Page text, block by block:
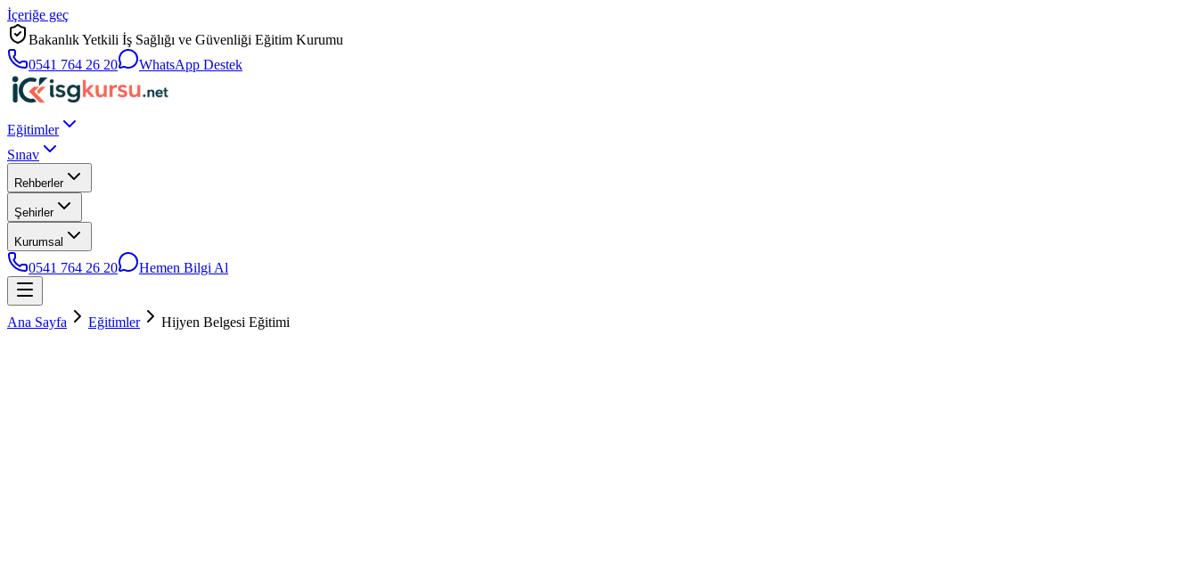
İçeriğe geç
Bakanlık Yetkili İş Sağlığı ve Güvenliği Eğitim Kurumu
0541 764 26 20
WhatsApp Destek
Eğitimler
Sınav
Rehberler
Şehirler
Kurumsal
0541 764 26 20 Hemen Bilgi Al
Ana Sayfa Eğitimler Hijyen Belgesi Eğitimi